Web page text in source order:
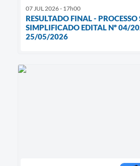
07 JUL 2026 - 17h00
RESULTADO FINAL - PROCESSO
SIMPLIFICADO EDITAL Nº 04/
25/05/2026